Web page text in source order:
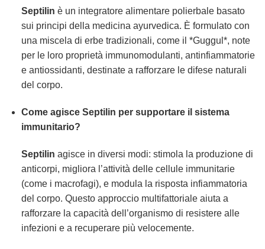
Septilin è un integratore alimentare polierbale basato
sui principi della medicina ayurvedica. È formulato con
una miscela di erbe tradizionali, come il *Guggul*, note
per le loro proprietà immunomodulanti, antinfiammatorie
e antiossidanti, destinate a rafforzare le difese naturali
del corpo.
Come agisce Septilin per supportare il sistema
immunitario?
Septilin agisce in diversi modi: stimola la produzione di
anticorpi, migliora l’attività delle cellule immunitarie
(come i macrofagi), e modula la risposta infiammatoria
del corpo. Questo approccio multifattoriale aiuta a
rafforzare la capacità dell’organismo di resistere alle
infezioni e a recuperare più velocemente.